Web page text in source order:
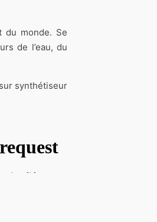
du monde. Se
de l’eau, du
synthétiseur